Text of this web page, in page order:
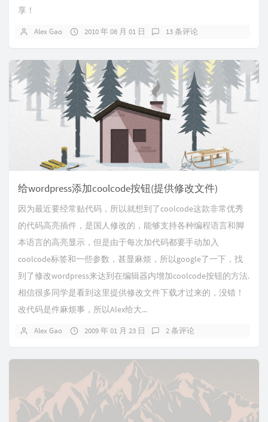
享！
Alex Gao 2010 年 08 月 01 日 13 条评论
给wordpress添加coolcode按钮(提供修改文件)
因为最近要经常贴代码，所以就想到了coolcode这款非常优秀
的代码高亮插件，是国人修改的，能够支持各种编程语言和脚
本语言的高亮显示，但是由于每次加代码都要手动加入
coolcode标签和一些参数，甚显麻烦，所以google了一下，找
到了修改wordpress来达到在编辑器内增加coolcode按钮的方法.
相信很多同学是看到这里提供修改文件下载才过来的，没错！
改代码是件麻烦事，所以Alex给大...
Alex Gao 2009 年 01 月 23 日 2 条评论